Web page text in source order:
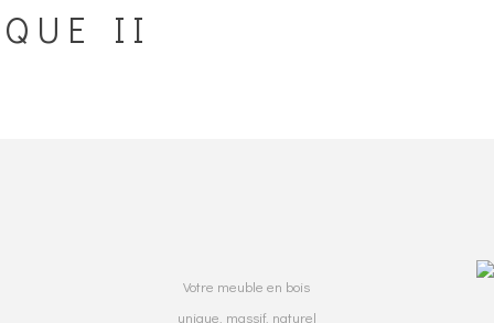
II
Votre meuble en bois
unique, massif, naturel